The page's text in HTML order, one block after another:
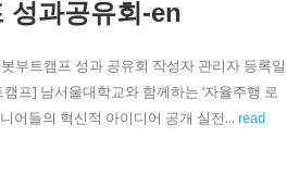
성과공유회-en
부트캠프 성과 공유회 작성자 관리자 등록일
프] 남서울대학교와 함께하는 ‘자율주행 로
어들의 혁신적 아이디어 공개 실전... read